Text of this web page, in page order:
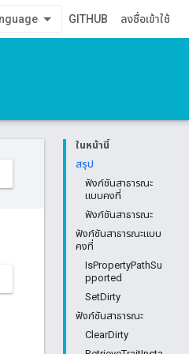
GITHUB ลงชื่อเข้าใช้
ในหน้านี้
สรุป
ฟังก์ชันสาธารณะ
แบบคงที่
ฟังก์ชันสาธารณะ
ฟังก์ชันสาธารณะแบบ
คงที่
IsPropertyPathSu
pported
SetDirty
ฟังก์ชันสาธารณะ
ClearDirty